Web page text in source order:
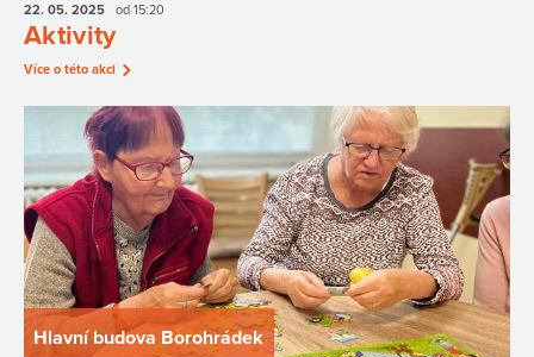
22. 05. 2025 od 15:20
Aktivity
Více o této akci
Hlavní budova Borohrádek